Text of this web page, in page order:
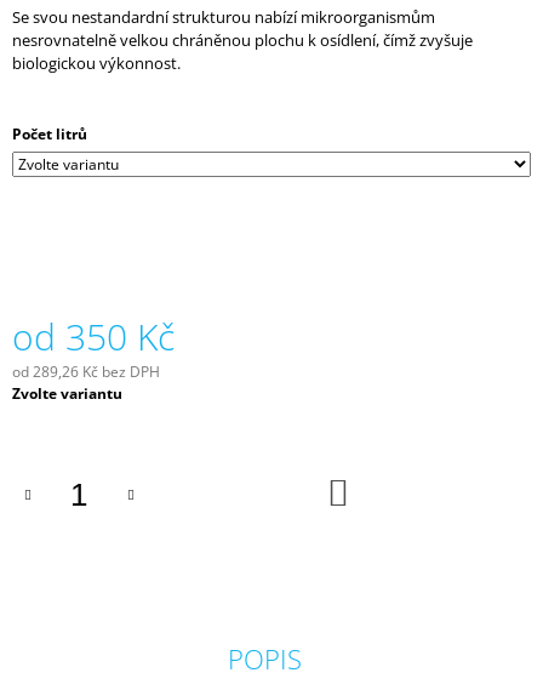
z
5
hvězdiček.
Se svou nestandardní strukturou nabízí mikroorganismům
nesrovnatelně velkou chráněnou plochu k osídlení, čímž zvyšuje
biologickou výkonnost.
Počet litrů
od 350 Kč
od289,26 Kč bez DPH
Měrná
Zvolte variantu
POPIS
J
E
M
BIOAKVACIT
-
BIOMOLITAN
Kč